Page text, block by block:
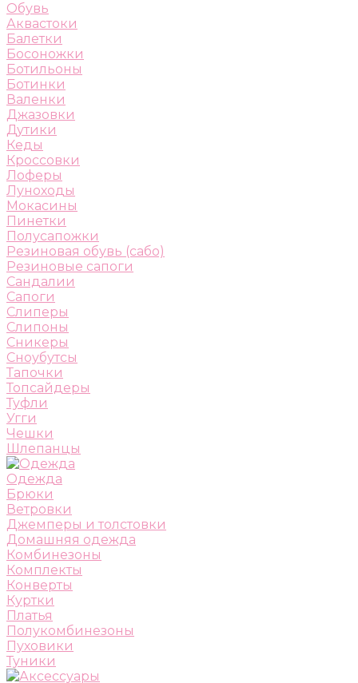
Обувь
Аквастоки
Балетки
Босоножки
Ботильоны
Ботинки
Валенки
Джазовки
Дутики
Кеды
Кроссовки
Лоферы
Луноходы
Мокасины
Пинетки
Полусапожки
Резиновая обувь (сабо)
Резиновые сапоги
Сандалии
Сапоги
Слиперы
Слипоны
Сникеры
Сноубутсы
Тапочки
Топсайдеры
Туфли
Угги
Чешки
Шлепанцы
Одежда
Брюки
Ветровки
Джемперы и толстовки
Домашняя одежда
Комбинезоны
Комплекты
Конверты
Куртки
Платья
Полукомбинезоны
Пуховики
Туники